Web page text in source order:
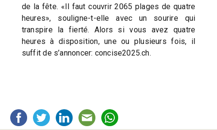
de la fête. «Il faut couvrir 2065 plages de quatre
heures», souligne-t-elle avec un sourire qui
transpire la fierté. Alors si vous avez quatre
heures à disposition, une ou plusieurs fois, il
suffit de s’annoncer: concise2025.ch.